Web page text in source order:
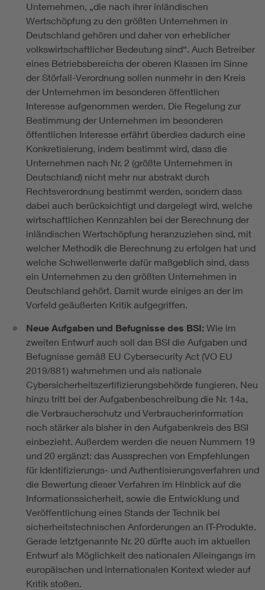
Unternehmen, „die nach ihrer inländischen
Wertschöpfung zu den größten Unternehmen in
Deutschland gehören und daher von erheblicher
volkswirtschaftlicher Bedeutung sind“. Auch Betreiber
eines Betriebsbereichs der oberen Klassen im Sinne
der Störfall-Verordnung sollen nunmehr in den Kreis
der Unternehmen im besonderen öffentlichen
Interesse aufgenommen werden. Die Regelung zur
Bestimmung der Unternehmen im besonderen
öffentlichen Interesse erfährt überdies dadurch eine
Konkretisierung, indem bestimmt wird, dass die
Unternehmen nach Nr. 2 (größte Unternehmen in
Deutschland) nicht mehr nur abstrakt durch
Rechtsverordnung bestimmt werden, sondern dass
dabei auch berücksichtigt und dargelegt wird, welche
wirtschaftlichen Kennzahlen bei der Berechnung der
inländischen Wertschöpfung heranzuziehen sind, mit
welcher Methodik die Berechnung zu erfolgen hat und
welche Schwellenwerte dafür maßgeblich sind, dass
ein Unternehmen zu den größten Unternehmen in
Deutschland gehört. Damit wurde einiges an der im
Vorfeld geäußerten Kritik aufgegriffen.
Neue Aufgaben und Befugnisse des BSI: Wie im
zweiten Entwurf auch soll das BSI die Aufgaben und
Befugnisse gemäß EU Cybersecurity Act (VO EU
2019/881) wahrnehmen und als nationale
Cybersicherheitszertifizierungsbehörde fungieren. Neu
hinzu tritt bei der Aufgabenbeschreibung die Nr. 14a,
die Verbraucherschutz und Verbraucherinformation
noch stärker als bisher in den Aufgabenkreis des BSI
einbezieht. Außerdem werden die neuen Nummern 19
und 20 ergänzt: das Aussprechen von Empfehlungen
für Identifizierungs- und Authentisierungsverfahren und
die Bewertung dieser Verfahren im Hinblick auf die
Informationssicherheit, sowie die Entwicklung und
Veröffentlichung eines Stands der Technik bei
sicherheitstechnischen Anforderungen an IT-Produkte.
Gerade letztgenannte Nr. 20 dürfte auch im aktuellen
Entwurf als Möglichkeit des nationalen Alleingangs im
europäischen und internationalen Kontext wieder auf
Kritik stoßen.